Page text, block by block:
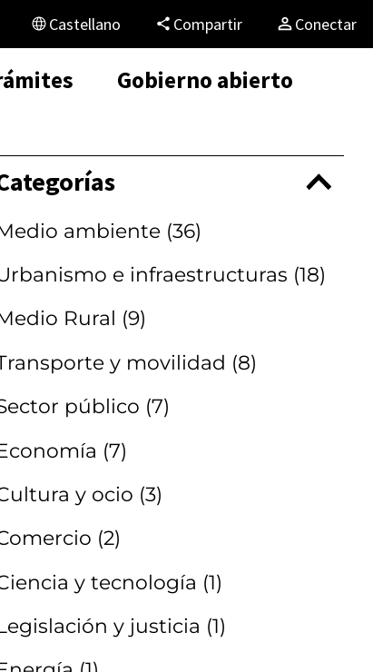
Castellano Compartir Conectar
Gobierno abierto
ambiente (36)
e infraestructuras (18)
Rural (9)
y movilidad (8)
público (7)
(7)
y ocio (3)
(2)
y tecnología (1)
y justicia (1)